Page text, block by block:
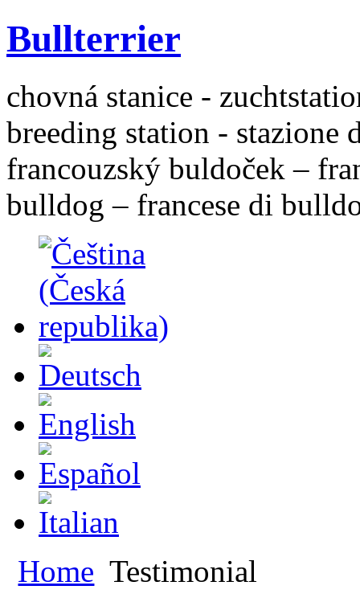
Bullterrier
chovná stanice -
breeding station - stazione
francouzský buldoček –
bulldog – francese di
Home Testimonial